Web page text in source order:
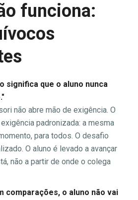
funciona:
significa que o aluno nunca
não abre mão de exigência. O
padronizada: a mesma
para todos. O desafio
O aluno é levado a avançar
não a partir de onde o colega
comparações, o aluno não vai